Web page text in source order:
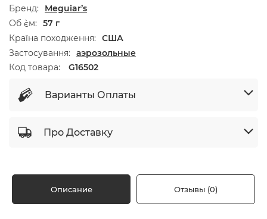
Бренд
Meguiar’s
Об `єм
57 г
Країна походження
США
Застосування
аэрозольные
Код товара:
G16502
Варианты Оплаты
Про Доставку
Описание Отзывы (0)